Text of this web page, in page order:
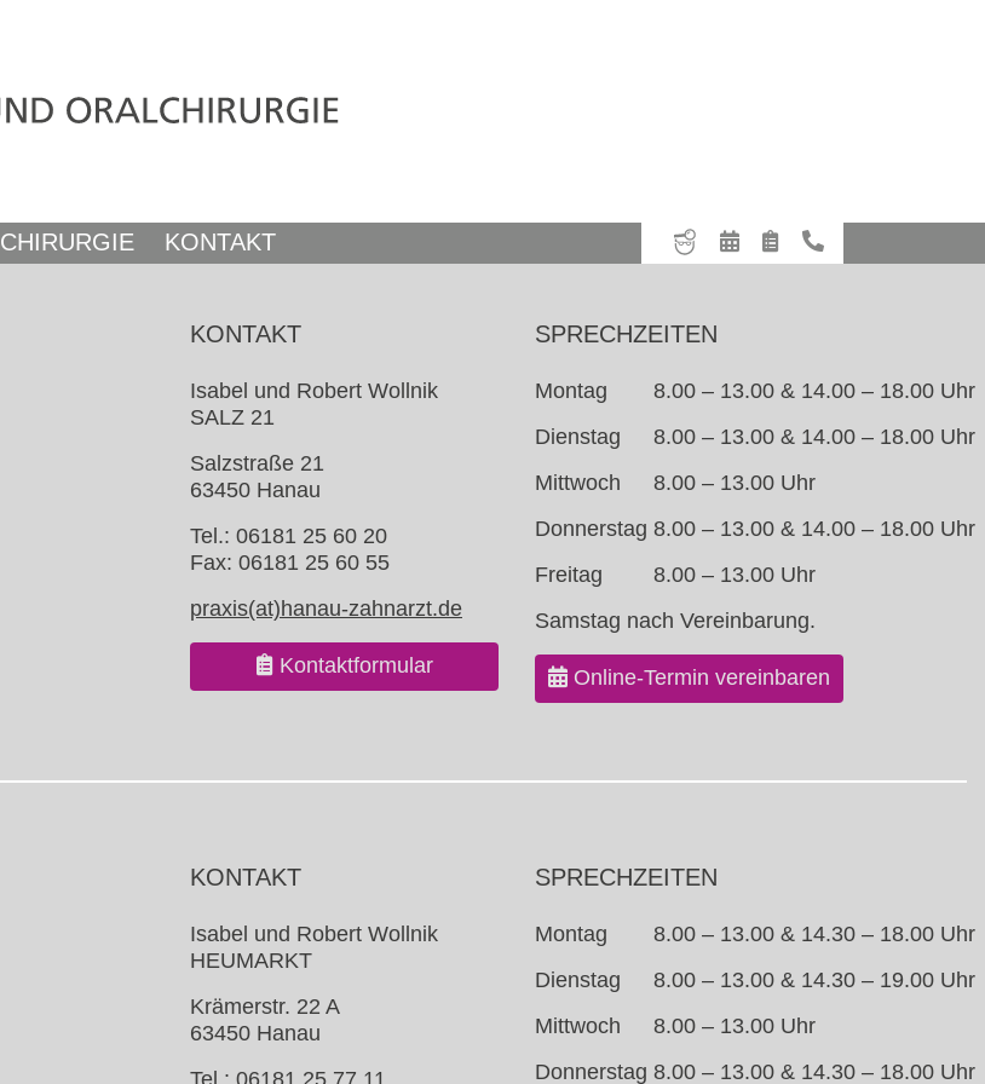
CHIRURGIE KONTAKT
KONTAKT
Isabel und Robert Wollnik
SALZ 21
Salzstraße 21
63450 Hanau
Tel.: 06181 25 60 20
Fax: 06181 25 60 55
praxis(at)hanau-zahnarzt.de
Kontaktformular
SPRECHZEITEN
Montag
8.00 – 13.00 & 14.00 – 18.00 Uhr
Dienstag
8.00 – 13.00 & 14.00 – 18.00 Uhr
Mittwoch
8.00 – 13.00 Uhr
Donnerstag 8.00 – 13.00 & 14.00 – 18.00 Uhr
Freitag
8.00 – 13.00 Uhr
Samstag nach Vereinbarung.
Online-Termin vereinbaren
KONTAKT
Isabel und Robert Wollnik
HEUMARKT
Krämerstr. 22 A
63450 Hanau
SPRECHZEITEN
Montag
8.00 – 13.00 & 14.30 – 18.00 Uhr
Dienstag
8.00 – 13.00 & 14.30 – 19.00 Uhr
Mittwoch
8.00 – 13.00 Uhr
Donnerstag 8.00 – 13.00 & 14.30 – 18.00 Uhr